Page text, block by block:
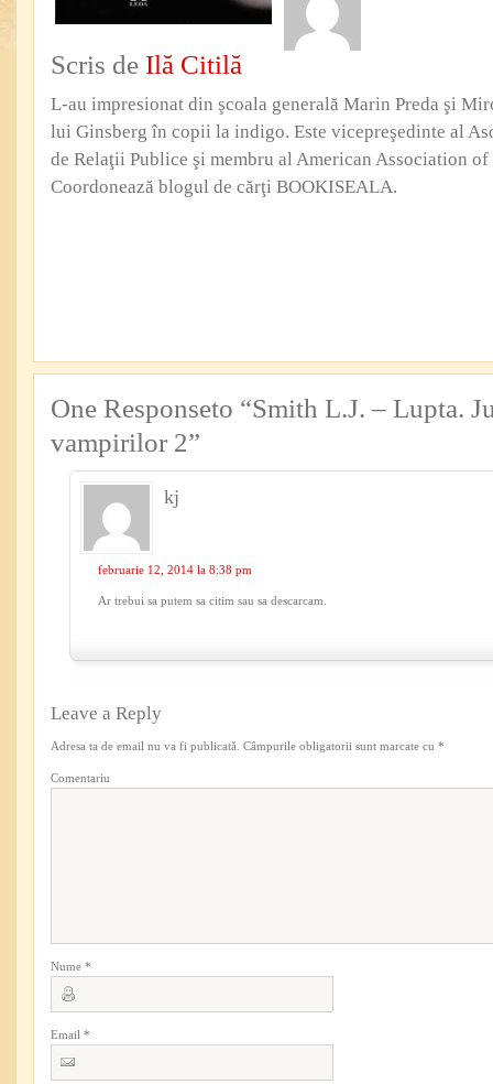
Scris de Ilă Citilă
L-au impresionat din şcoala generală Marin Preda şi
lui Ginsberg în copii la indigo. Este vicepreşedinte al
de Relaţii Publice şi membru al American Association
Coordonează blogul de cărţi BOOKISEALA.
One Responseto “Smith L.J. – Lupta.
vampirilor 2”
kj
februarie 12, 2014 la 8:38 pm
Ar trebui sa putem sa citim sau sa descarcam.
Leave a Reply
Adresa ta de email nu va fi publicată. Câmpurile obligatorii sunt marcate cu *
Comentariu
Nume *
Email *